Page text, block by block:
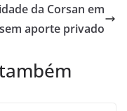
da Corsan em
aporte privado